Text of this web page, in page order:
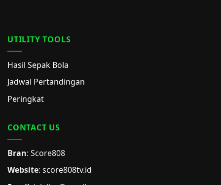
UTILITY TOOLS
Hasil Sepak Bola
Jadwal Pertandingan
Peringkat
CONTACT US
Bran: Score808
Website: score808tv.id